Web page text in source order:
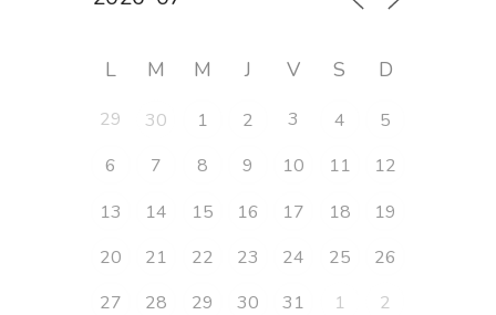
L M M J V S D
29 30 1 2 3 4
5
6
7 8 9 10 11
12
13
14 15 16 17 18
19
20
21 22 23 24 25
26
27
28 29 30 31 1 2